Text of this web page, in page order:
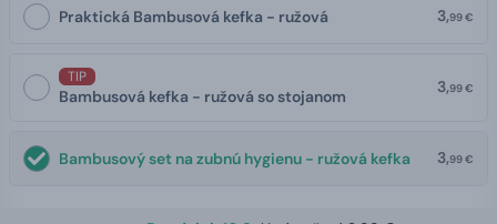
Praktická Bambusová kefka - ružová 3,99 €
TIP
Bambusová kefka - ružová so stojanom 3,99 €
Bambusový set na zubnú hygienu - ružová kefka 3,99 €